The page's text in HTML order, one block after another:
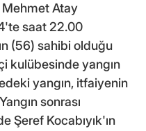
Mehmet Atay
saat 22.00
(56) sahibi olduğu
kulübesinde yangın
yangın, itfaiyenin
sonrası
Şeref Kocabıyık'ın